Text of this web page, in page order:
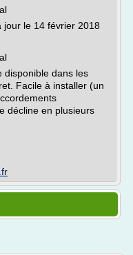
jour le 14 février 2018
disponible dans les
Facile à installer (un
décline en plusieurs